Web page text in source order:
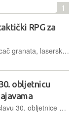
1
RPG za
Dograbite taj mitraljez, bacač granata, lasersku pušku ili neko već drugo sredstvo za širenje demokracije jer nepopravljivi general Morden ponovno udara!
obljetnicu
Blizzard je jučerašnju proslavu 30. obljetnice Warcrafta obogatio nenadanim izlaskom remasteriranih verzija prva dva Warcrafta, uz niz najava o novostima vezanima uz sve grane ovog serijala